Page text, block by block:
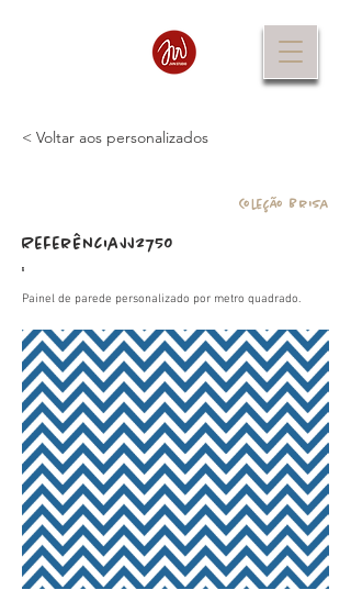
< Voltar aos personalizados
Coleção Brisa
Referência
:
JJ2750
Painel de parede personalizado por metro quadrado.